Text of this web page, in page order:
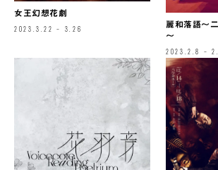
女王幻想花劇
2023.3.22 – 3.26
麗和落語～
～
2023.2.8 –